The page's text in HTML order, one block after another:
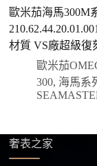
前或收到
付款，我
優惠的方
方式，具
四、填寫收件
確認款式與付
五、海外寄送
歐米茄海馬300M
材質 VS廠超級復
歐米茄
300, 海馬系
奢表之家